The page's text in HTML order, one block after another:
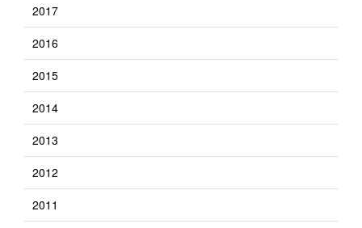
2017
2016
2015
2014
2013
2012
2011